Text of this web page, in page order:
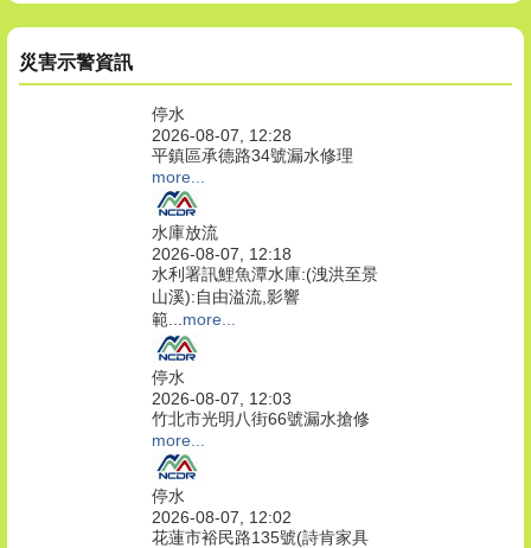
災害示警資訊
停水
2026-08-07, 12:28
平鎮區承德路34號漏水修理
more...
水庫放流
2026-08-07, 12:18
水利署訊鯉魚潭水庫:(洩洪至景
山溪):自由溢流,影響
範... more...
停水
2026-08-07, 12:03
竹北市光明八街66號漏水搶修
more...
停水
2026-08-07, 12:02
花蓮市裕民路135號(詩肯家具